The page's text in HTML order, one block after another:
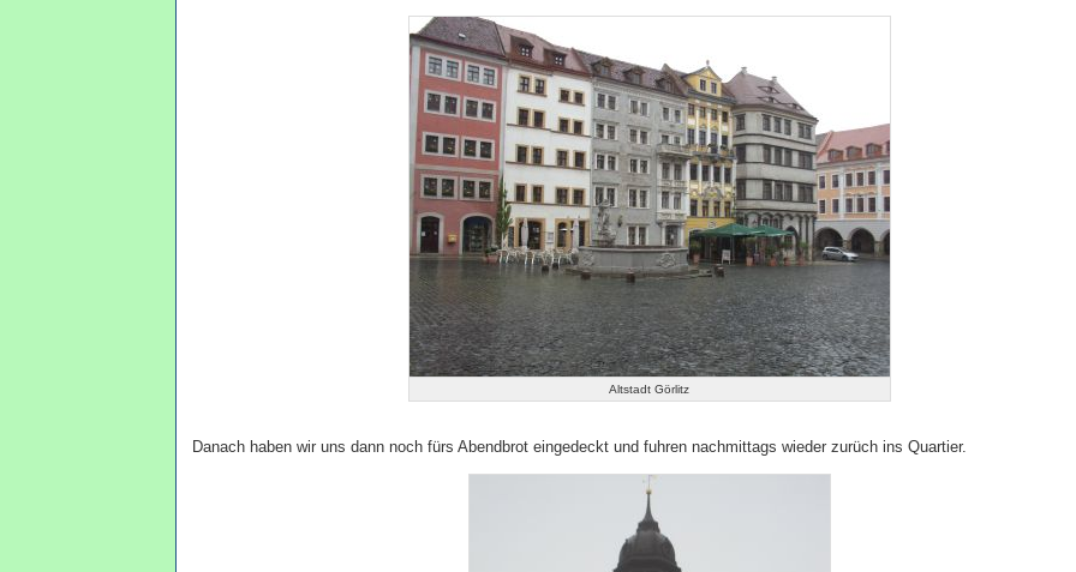
Altstadt Görlitz
Danach haben wir uns dann noch fürs Abendbrot eingedeckt und fuhren nachmittags wieder zurüch ins Quartier.